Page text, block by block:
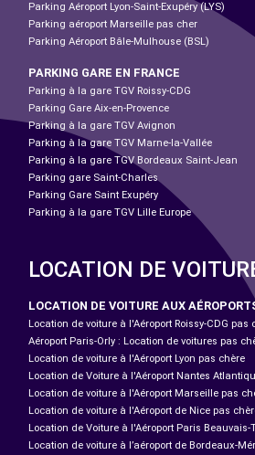
Parking Aéroport Lyon-Saint-Exupéry (LYS)
Parking aéroport Marseille pas cher
Parking Aéroport Bâle-Mulhouse (BSL)
PARKING GARE EN FRANCE
Parking à la gare TGV Roissy-CDG
Parking Gare Aix-en-Provence
Parking à la gare TGV Avignon
Parking à la gare TGV Marne-la-Vallée
Parking à la gare TGV Bordeaux Saint-Jean
Parking gare Saint-Charles
Parking Gare Saint Exupéry
Parking à la gare TGV Lille Europe
LOCATION DE
LOCATION DE VOITURE AUX
Location de voiture à l'Aéroport Roissy-CDG pas
Aéroport Paris-Orly : Location de voitures pas
Location de voiture à l'Aéroport Lyon pas chère
Location de Voiture à l'Aéroport Nantes
Location de voiture à l'Aéroport Marseille pas
Location de voiture à l'Aéroport de Nice pas
Location de Voiture à l'Aéroport Paris Beauvais-
Location de voiture à l’aéroport de Bordeaux-